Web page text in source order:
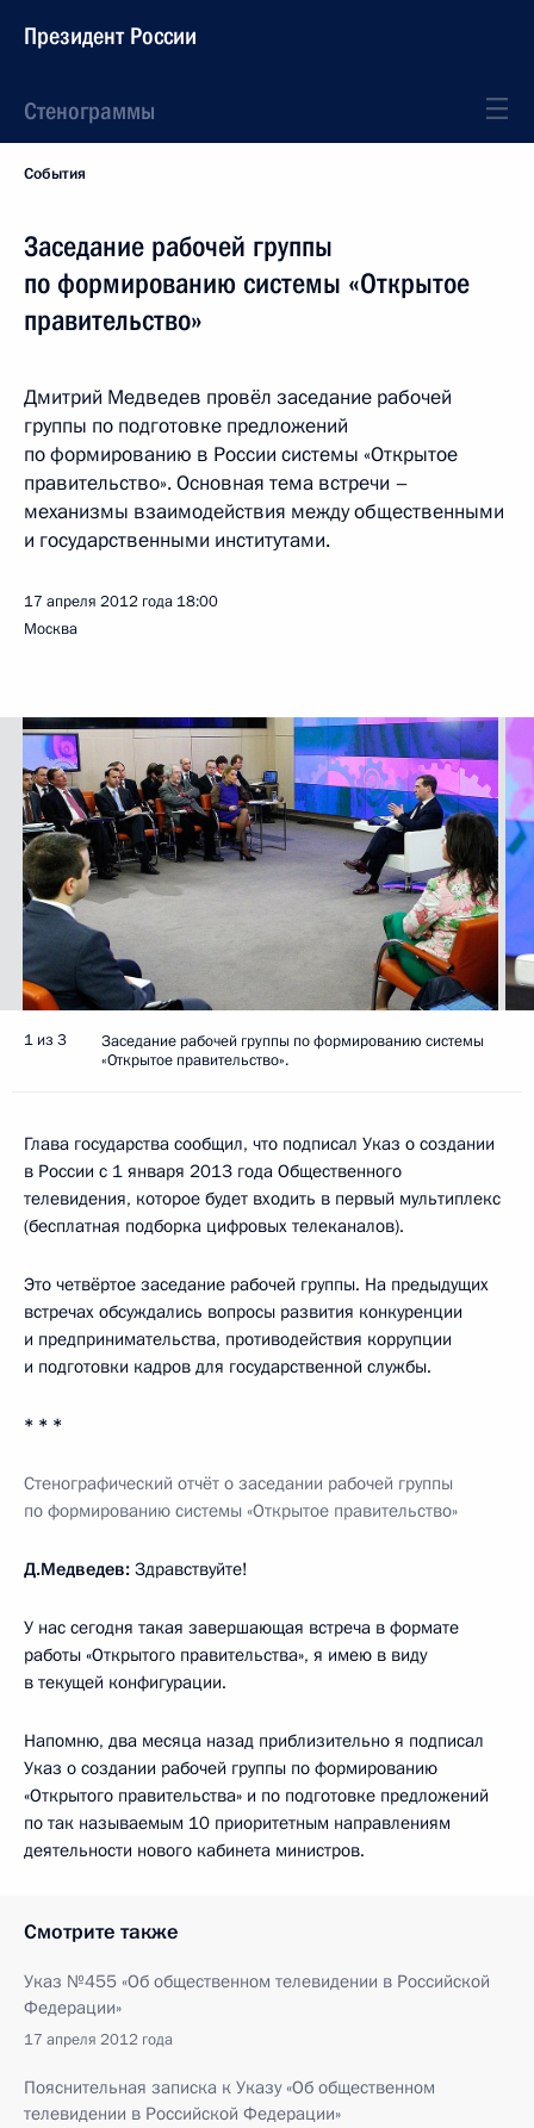
Президент России
Стенограммы
События
Заседание рабочей группы
по формированию системы «Открытое
правительство»
Дмитрий Медведев провёл заседание рабочей
группы по подготовке предложений
по формированию в России системы «Открытое
правительство». Основная тема встречи –
механизмы взаимодействия между общественными
и государственными институтами.
17 апреля 2012 года 18:00
Москва
1 из 3
Заседание рабочей группы по формированию системы
«Открытое правительство».
Глава государства сообщил, что подписал Указ о создании
в России с 1 января 2013 года Общественного
телевидения, которое будет входить в первый мультиплекс
(бесплатная подборка цифровых телеканалов).
Это четвёртое заседание рабочей группы. На предыдущих
встречах обсуждались вопросы развития конкуренции
и предпринимательства, противодействия коррупции
и подготовки кадров для государственной службы.
* * *
Стенографический отчёт о заседании рабочей группы
по формированию системы «Открытое правительство»
Д.Медведев: Здравствуйте!
У нас сегодня такая завершающая встреча в формате
работы «Открытого правительства», я имею в виду
в текущей конфигурации.
Напомню, два месяца назад приблизительно я подписал
Указ о создании рабочей группы по формированию
«Открытого правительства» и по подготовке предложений
по так называемым 10 приоритетным направлениям
деятельности нового кабинета министров.
Смотрите также
Указ №455 «Об общественном телевидении в Российской
Федерации»
17 апреля 2012 года
Пояснительная записка к Указу «Об общественном
телевидении в Российской Федерации»